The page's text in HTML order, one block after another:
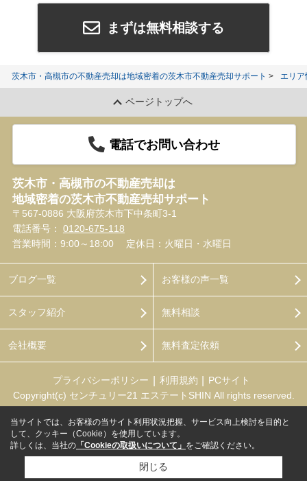
まずは無料相談する
茨木市・高槻市の不動産売却は地域密着の茨木市不動産売却サポート エリア
ページトップへ
電話でお問い合わせ
茨木市・高槻市の不動産売却は
地域密着の茨木市不動産売却サポート
〒567-0886 大阪府茨木市下中条町3-1
電話番号： 0120-675-118
営業時間：9:00～18:00
定休日：火曜日・水曜日
ブログ一覧
スタッフ紹介
会社概要
お客様の声一覧
無料相談
無料査定依頼
プライバシーポリシー 利用規約
PCサイト
Copyright(c) センチュリー21 エステートSHIN All rights reserved.
当サイトでは、お客様の当サイト利用状況把握、サービス向上検討を目的と
して、クッキー（Cookie）を使用しています。
詳しくは、当社の 「Cookieの取扱いについて」 をご確認ください。
閉じる